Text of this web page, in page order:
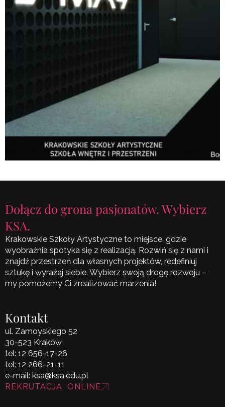
Dołącz do grona pasjonatów. Wybierz
KSA.
Krakowskie Szkoły Artystyczne to miejsce, gdzie
wyobraźnia spotyka się z realizacją. Rozwiń się z nami i
znajdź przestrzeń dla własnych projektów, redefiniuj
sztukę i wyrażaj siebie. Wybierz swoją drogę rozwoju –
my pomożemy Ci zrealizować marzenia!
Kontakt
ul. Zamoyskiego 52
30-523 Kraków
tel: 12 656-17-26
tel: 12 266-21-11
e-mail: ksa@ksa.edu.pl
REKRUTACJA ONLINE